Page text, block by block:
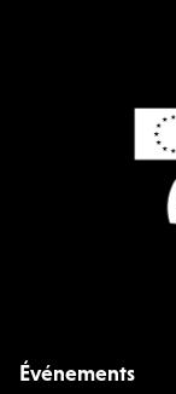
Événements